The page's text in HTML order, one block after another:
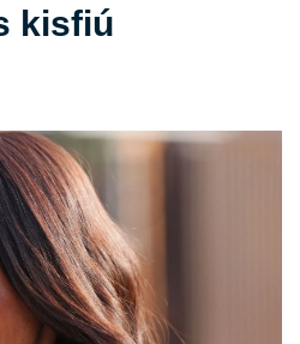
kisfiú